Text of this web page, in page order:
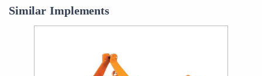
Similar Implements